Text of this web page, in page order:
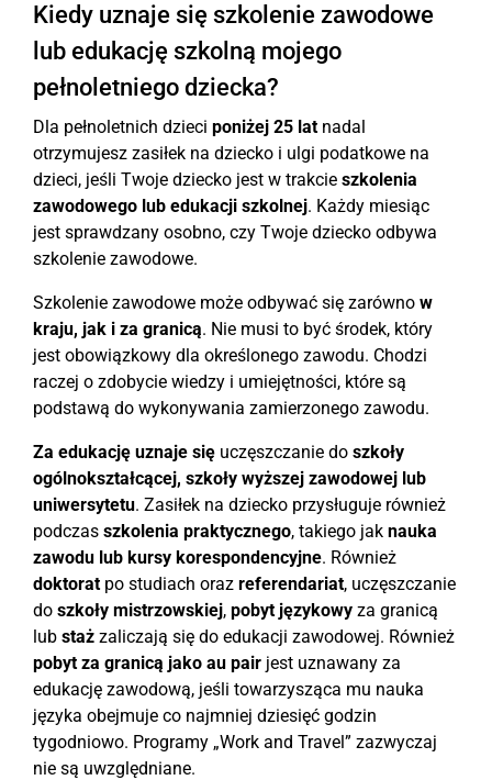
Kiedy uznaje się szkolenie zawodowe
lub edukację szkolną mojego
pełnoletniego dziecka?
Dla pełnoletnich dzieci poniżej 25 latnadal
otrzymujesz zasiłek na dziecko i ulgi podatkowe na
dzieci, jeśli Twoje dziecko jest w trakcie szkolenia
zawodowego lub edukacji szkolnej. Każdy miesiąc
jest sprawdzany osobno, czy Twoje dziecko odbywa
szkolenie zawodowe.
Szkolenie zawodowe może odbywać się zarówno w
kraju, jak i za granicą. Nie musi to być środek, który
jest obowiązkowy dla określonego zawodu. Chodzi
raczej o zdobycie wiedzy i umiejętności, które są
podstawą do wykonywania zamierzonego zawodu.
Za edukację uznaje się uczęszczanie do szkoły
ogólnokształcącej, szkoły wyższej zawodowej lub
uniwersytetu. Zasiłek na dziecko przysługuje również
podczas szkolenia praktycznego, takiego jak nauka
zawodu lub kursy korespondencyjne. Również
doktoratpo studiach oraz referendariat, uczęszczanie
do szkoły mistrzowskiej, pobyt językowy za granicą
lub staż zaliczają się do edukacji zawodowej. Również
pobyt za granicą jako au pair jest uznawany za
edukację zawodową, jeśli towarzysząca mu nauka
języka obejmuje co najmniej dziesięć godzin
tygodniowo. Programy „Work and Travel” zazwyczaj
nie są uwzględniane.